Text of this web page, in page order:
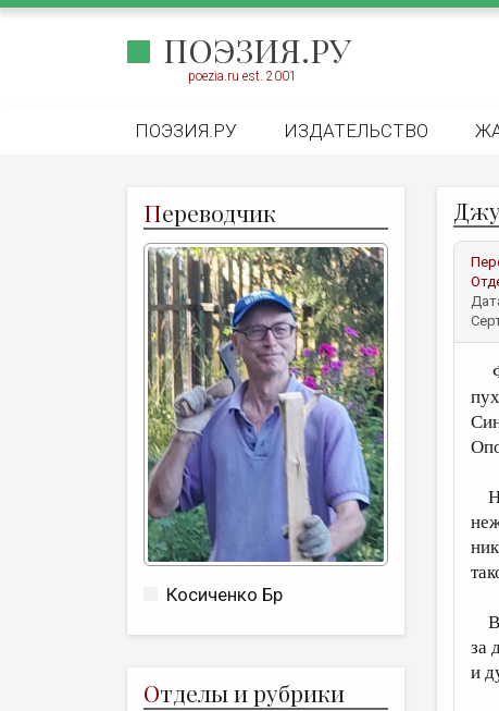
ПОЭЗИЯ.РУ
poezia.ru est. 2001
ПОЭЗИЯ.РУ ИЗДАТЕЛЬСТВО
Переводчик
Косиченко Бр
Отделы и рубрики
за
и